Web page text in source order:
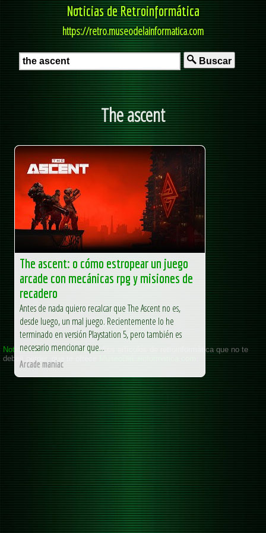
Noticias de Retroinformática
https://retro.museodelainformatica.com
Buscar
The ascent
The ascent: o cómo estropear un juego
arcade con mecánicas rpg y misiones de
recadero
Antes de nada quiero recalcar que The Ascent no es,
desde luego, un mal juego. Recientemente lo he
terminado en versión Playstation 5, pero también es
necesario mencionar que...
Arcade maniac